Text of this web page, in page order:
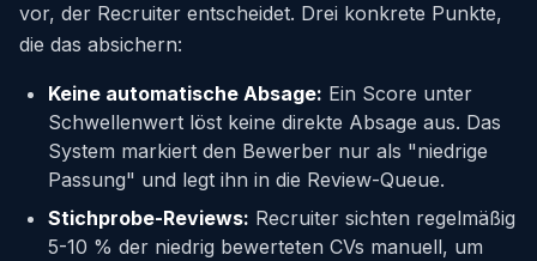
vor, der Recruiter entscheidet. Drei konkrete Punkte,
die das absichern:
Keine automatische Absage: Ein Score unter
Schwellenwert löst keine direkte Absage aus. Das
System markiert den Bewerber nur als "niedrige
Passung" und legt ihn in die Review-Queue.
Stichprobe-Reviews: Recruiter sichten regelmäßig
5-10 % der niedrig bewerteten CVs manuell, um